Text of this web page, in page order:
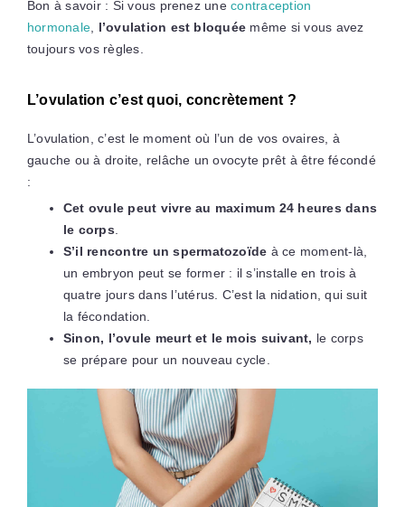
Bon à savoir : Si vous prenez unecontraception
hormonale
l’ovulation est bloquée même si vous avez
toujours vos règles.
L’ovulation c’est quoi, concrètement ?
L’ovulation, c’est le moment où l’un de vos ovaires, à
gauche ou à droite, relâche un ovocyte prêt à être fécondé
:
Cet ovule peut vivre au maximum 24 heures dans
le corps
S’il rencontre un spermatozoïde à ce moment-là,
un embryon peut se former : il s’installe en trois à
quatre jours dans l’utérus. C’est la nidation, qui suit
la fécondation.
Sinon, l’ovule meurt et le mois suivant, le corps
se prépare pour un nouveau cycle.